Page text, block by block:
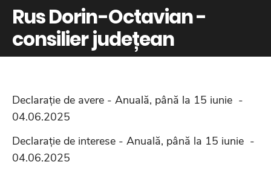
Rus Dorin-Octavian -
consilier județean
Declarație de avere - Anuală, până la 15 iunie -
04.06.2025
Declarație de interese - Anuală, până la 15 iunie -
04.06.2025